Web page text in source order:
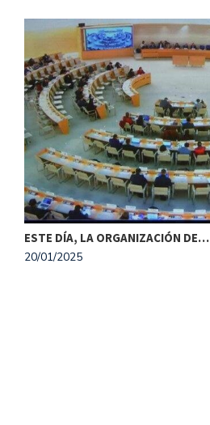
ESTE DÍA, LA ORGANIZACIÓN DE…
20/01/2025